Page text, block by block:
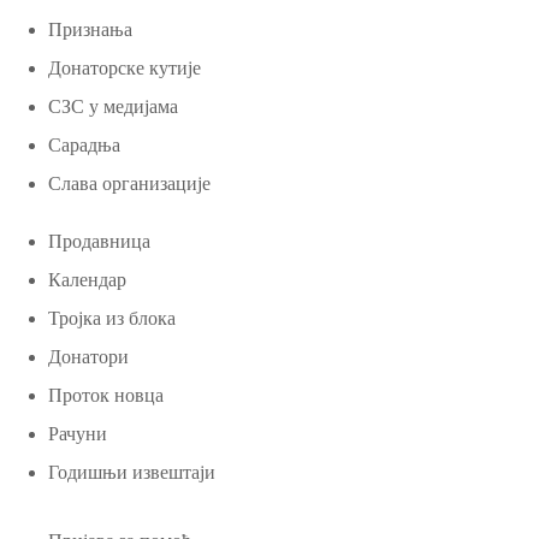
Признања
Донаторске кутије
СЗС у медијама
Сарадња
Слава организације
Продавница
Календар
Тројка из блока
Донатори
Проток новца
Рачуни
Годишњи извештаји